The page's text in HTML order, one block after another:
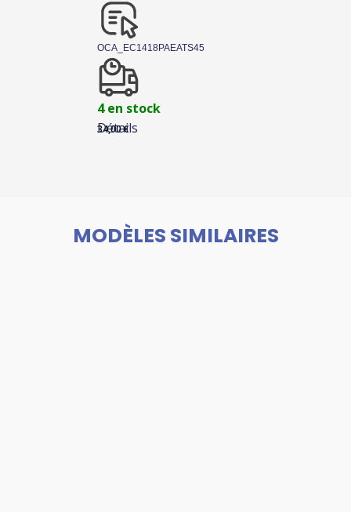
Détails
OCA_EC1418PAEATS45
4 en stock
34,00€
MODÈLES SIMILAIRES